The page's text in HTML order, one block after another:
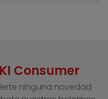
Consumer
ninguna novedad